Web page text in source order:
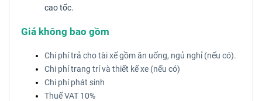
cao tốc.
Giá không bao gồm
Chi phí trả cho tài xế gồm ăn uống, ngủ nghỉ (nếu có).
Chi phí trang trí và thiết kế xe (nếu có)
Chi phí phát sinh
Thuế VAT 10%